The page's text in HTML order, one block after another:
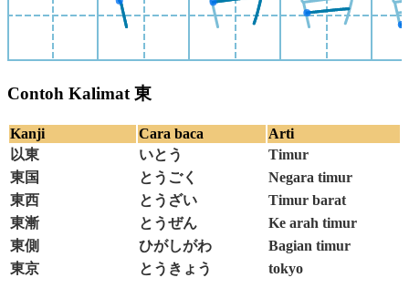
Contoh Kalimat 東
Kanji Cara baca
Arti
以東
いとう
Timur
東国
とうごく
Negara timur
東西
とうざい
Timur barat
東漸
とうぜん
Ke arah timur
東側
ひがしがわ
Bagian timur
東京
とうきょう tokyo